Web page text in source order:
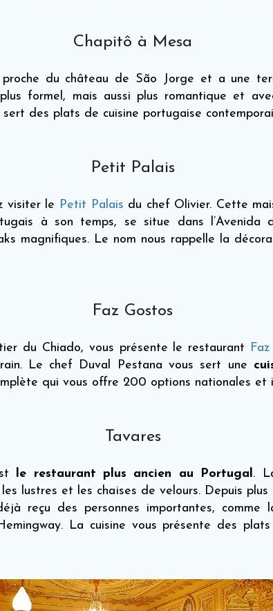
Chapitô à Mesa
du château de São Jorge et a une
formel, mais aussi plus romantique et
des plats de cuisine portugaise
Petit Palais
visiter le Petit Palais du chef Olivier. Cette
à son temps, se situe dans
magnifiques. Le nom nous rappelle la
Faz Gostos
du Chiado, vous présente le restaurant
Le chef Duval Pestana vous sert une
qui vous offre 200 options nationales et
Tavares
le restaurant plus ancien au Portugal.
lustres et les chaises de velours. Depuis
reçu des personnes importantes, comme
La cuisine vous présente des